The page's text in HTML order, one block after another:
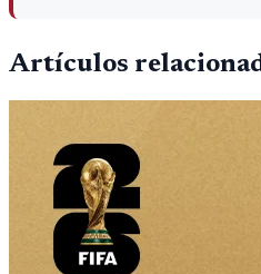
Artículos